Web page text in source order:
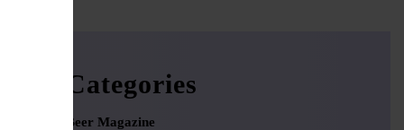
Categories
Beer Magazine